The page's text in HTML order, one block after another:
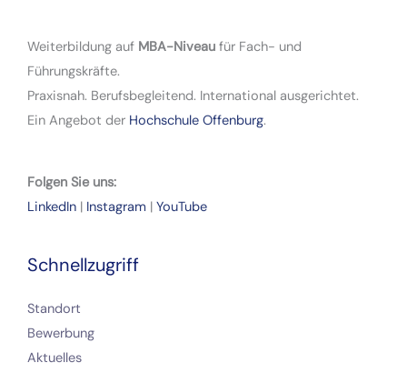
Weiterbildung auf MBA-Niveau für Fach- und
Führungskräfte.
Praxisnah. Berufsbegleitend. International ausgerichtet.
Ein Angebot der Hochschule Offenburg.
Folgen Sie uns:
LinkedIn | Instagram | YouTube
Schnellzugriff
Standort
Bewerbung
Aktuelles